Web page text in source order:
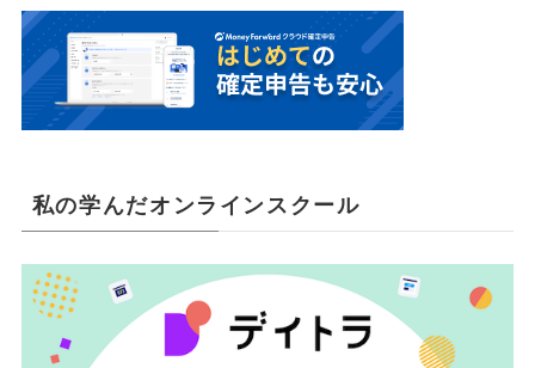
私の学んだオンラインスクール